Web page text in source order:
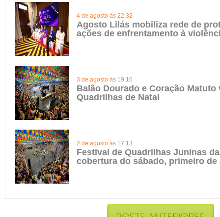
4 de agosto às 22:32
Agosto Lilás mobiliza rede de
ações de enfrentamento à
3 de agosto às 19:10
Balão Dourado e Coração Matuto
Quadrilhas de Natal
2 de agosto às 17:13
Festival de Quadrilhas Juninas
cobertura do sábado, primeiro de